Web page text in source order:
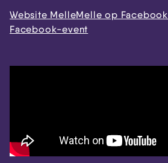
Website MelleMelle op Facebook
Facebook-event